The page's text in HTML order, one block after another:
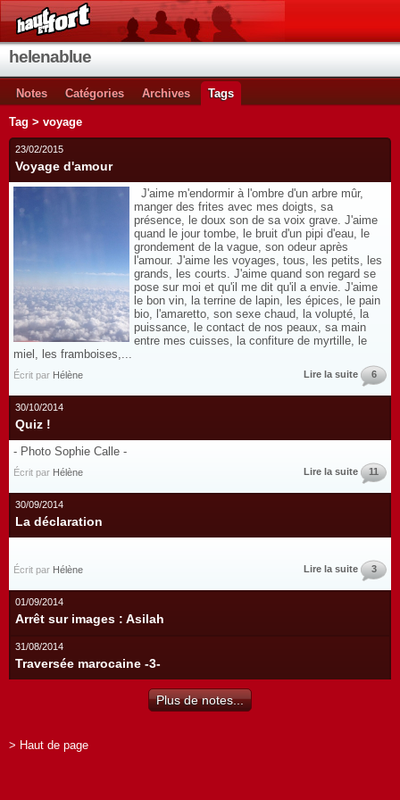
helenablue
Notes Catégories Archives Tags
Tag > voyage
23/02/2015
Voyage d'amour
J'aime m'endormir à l'ombre d'un arbre mûr,
manger des frites avec mes doigts, sa
présence, le doux son de sa voix grave. J'aime
quand le jour tombe, le bruit d'un pipi d'eau, le
grondement de la vague, son odeur après
l'amour. J'aime les voyages, tous, les petits, les
grands, les courts. J'aime quand son regard se
pose sur moi et qu'il me dit qu'il a envie. J'aime
le bon vin, la terrine de lapin, les épices, le pain
bio, l'amaretto, son sexe chaud, la volupté, la
puissance, le contact de nos peaux, sa main
entre mes cuisses, la confiture de myrtille, le
miel, les framboises,...
Écrit par Hélène Lire la suite 6
30/10/2014
Quiz !
- Photo Sophie Calle -
Écrit par Hélène Lire la suite 11
30/09/2014
La déclaration
Écrit par Hélène Lire la suite 3
01/09/2014
Arrêt sur images : Asilah
31/08/2014
Traversée marocaine -3-
Plus de notes...
> Haut de page